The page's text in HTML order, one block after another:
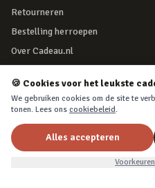
Retourneren
Bestelling herroepen
Over Cadeau.nl
Privacy & cookies
VEILIG BETALEN
🍪 Cookies voor het leukste
We gebruiken cookies om de site te
tonen. Lees ons cookiebeleid.
Alles accepteren